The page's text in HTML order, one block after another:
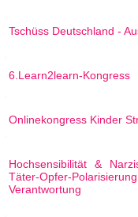
Tschüss Deutschland -
6.Learn2learn-Kongress
Onlinekongress Kinder
Hochsensibilität &
Täter-Opfer-
Verantwortung